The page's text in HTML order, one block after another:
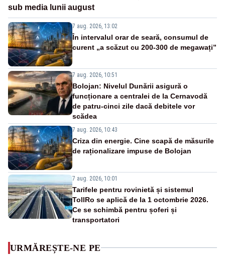
sub media lunii august
7 aug. 2026, 13:02
În intervalul orar de seară, consumul de
curent „a scăzut cu 200-300 de megawați”
7 aug. 2026, 10:51
Bolojan: Nivelul Dunării asigură o
funcționare a centralei de la Cernavodă
de patru-cinci zile dacă debitele vor
scădea
7 aug. 2026, 10:43
Criza din energie. Cine scapă de măsurile
de raționalizare impuse de Bolojan
7 aug. 2026, 10:01
Tarifele pentru rovinietă și sistemul
TollRo se aplică de la 1 octombrie 2026.
Ce se schimbă pentru șoferi și
transportatori
URMĂREȘTE-NE PE